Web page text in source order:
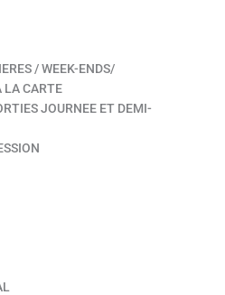
/ WEEK-ENDS/
LA CARTE
JOURNEE ET DEMI-